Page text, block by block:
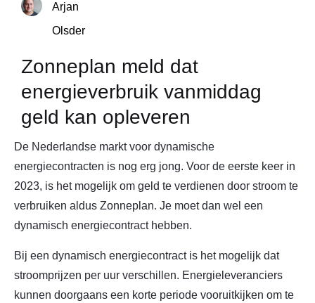
Arjan
Olsder
Zonneplan meld dat
energieverbruik vanmiddag
geld kan opleveren
De Nederlandse markt voor dynamische
energiecontracten is nog erg jong. Voor de eerste keer in
2023, is het mogelijk om geld te verdienen door stroom te
verbruiken aldus Zonneplan. Je moet dan wel een
dynamisch energiecontract hebben.
Bij een dynamisch energiecontract is het mogelijk dat
stroomprijzen per uur verschillen. Energieleveranciers
kunnen doorgaans een korte periode vooruitkijken om te